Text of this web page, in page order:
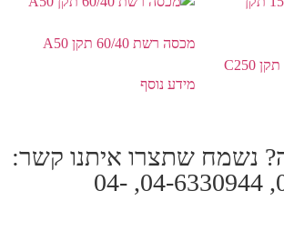
מכסה רשת 60/40 תקן A50
מידע נוסף
נשמח שתצרו איתנו קשר:
04-6225711, 04-6330944, 04-